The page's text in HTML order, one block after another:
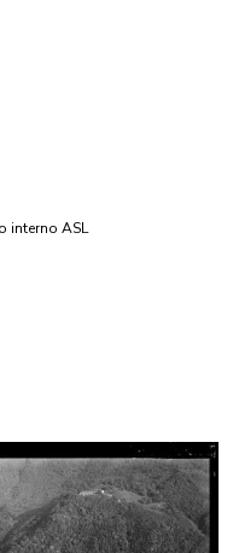
interno ASL